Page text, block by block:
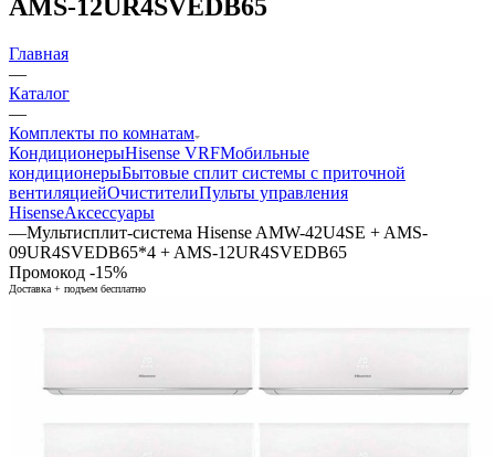
AMS-12UR4SVEDB65
Главная
—
Каталог
—
Комплекты по комнатам
КондиционерыHisense VRFМобильные
кондиционерыБытовые сплит системы с приточной
вентиляциейОчистителиПульты управления
HisenseАксессуары
—Мультисплит-система Hisense AMW-42U4SE + AMS-
09UR4SVEDB65*4 + AMS-12UR4SVEDB65
Промокод -15%
Доставка + подъем бесплатно